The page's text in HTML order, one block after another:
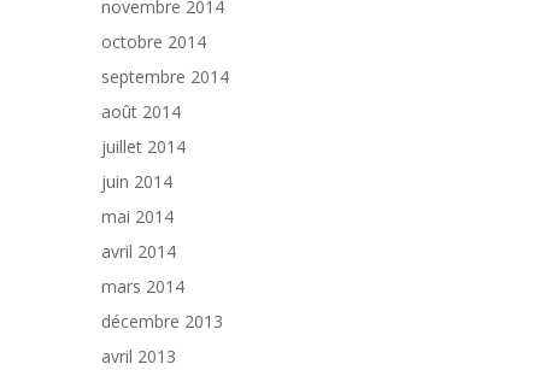
novembre 2014
octobre 2014
septembre 2014
août 2014
juillet 2014
juin 2014
mai 2014
avril 2014
mars 2014
décembre 2013
avril 2013